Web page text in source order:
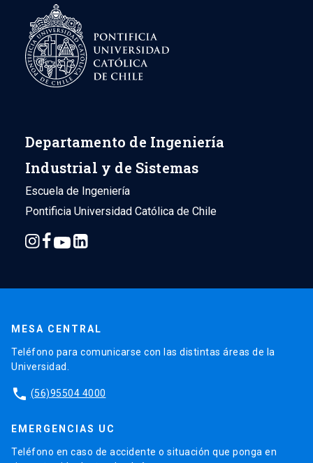
Departamento de Ingeniería
Industrial y de Sistemas
Escuela de Ingeniería
Pontificia Universidad Católica de Chile
MESA CENTRAL
Teléfono para comunicarse con las distintas áreas de la
Universidad.
phone (56)95504 4000
EMERGENCIAS UC
Teléfono en caso de accidente o situación que ponga en